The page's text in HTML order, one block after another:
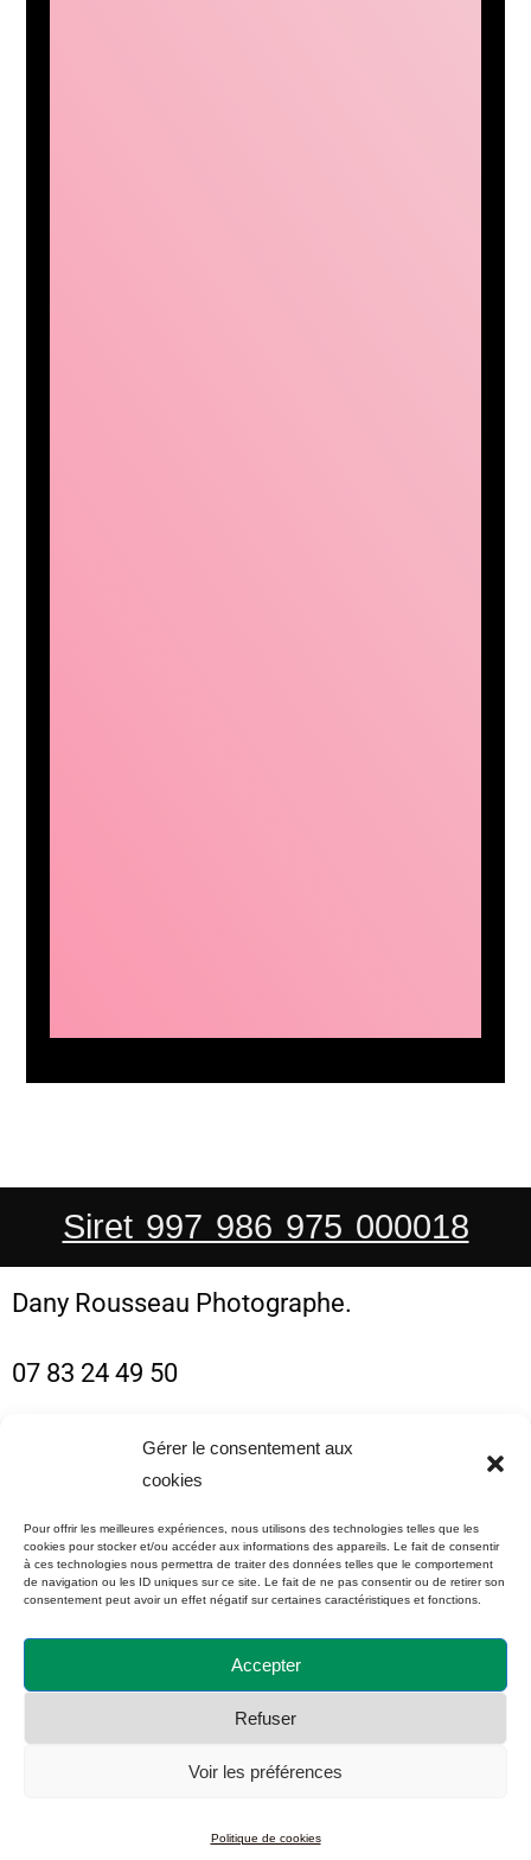
Gérer le consentement aux
cookies
Pour offrir les meilleures expériences, nous utilisons des technologies telles que les
cookies pour stocker et/ou accéder aux informations des appareils. Le fait de consentir
à ces technologies nous permettra de traiter des données telles que le comportement
de navigation ou les ID uniques sur ce site. Le fait de ne pas consentir ou de retirer son
consentement peut avoir un effet négatif sur certaines caractéristiques et fonctions.
Accepter
Refuser
Voir les préférences
Politique de cookies
Siret 997 986 975 000018
Dany Rousseau Photographe.
07 83 24 49 50
contact@dany-rousseau-photographe.fr
Photographe La Seyne sur mer, Le Var 83.
Photographe grossesse — nouveau-née —
femme — bébé — famille — enfants —
couple.